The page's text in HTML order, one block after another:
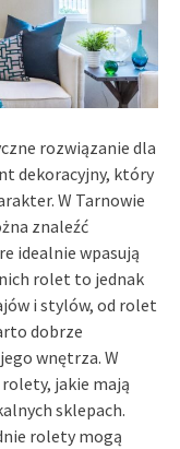
rozwiązanie dla
dekoracyjny, który
W Tarnowie
znaleźć
idealnie wpasują
rolet to jednak
i stylów, od rolet
dobrze
wnętrza. W
jakie mają
sklepach.
rolety mogą